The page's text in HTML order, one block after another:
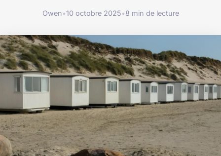
Owen•10 octobre 2025•8 min de lecture